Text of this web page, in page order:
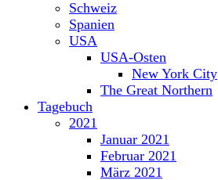
Schweiz
Spanien
USA
USA-Osten
New York City
The Great Northern
Tagebuch
2021
Januar 2021
Februar 2021
März 2021